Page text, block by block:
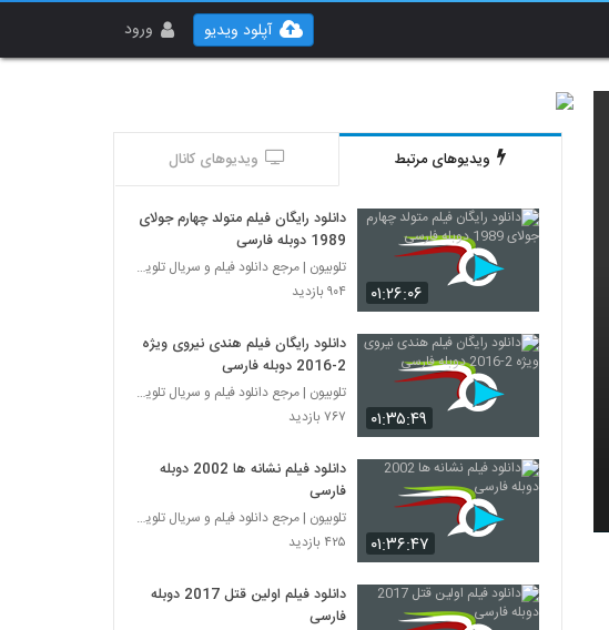
ورود آپلود ویدیو
ویدیوهای مرتبط ویدیوهای کانال
۰۱:۲۶:۰۶
دانلود رایگان فیلم متولد چهارم جولای
1989 دوبله فارسی
تلوبیون | مرجع دانلود فیلم و سریال تلویزیون
۹۰۴ بازدید
۰۱:۳۵:۴۹
دانلود رایگان فیلم هندی نیروی ویژه
2-2016 دوبله فارسی
تلوبیون | مرجع دانلود فیلم و سریال تلویزیون
۷۶۷ بازدید
۰۱:۳۶:۴۷
دانلود فیلم نشانه ها 2002 دوبله
فارسی
تلوبیون | مرجع دانلود فیلم و سریال تلویزیون
۴۲۵ بازدید
دانلود فیلم اولین قتل 2017 دوبله
فارسی